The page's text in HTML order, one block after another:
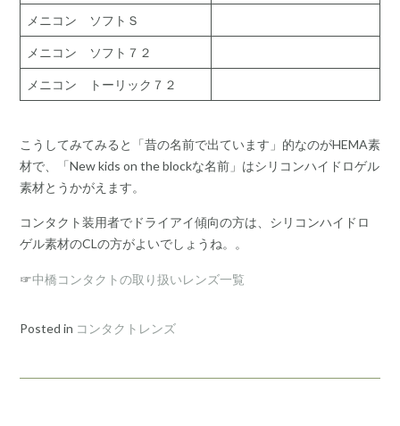
メニコン ソフトＳ
メニコン ソフト７２
メニコン トーリック７２
こうしてみてみると「昔の名前で出ています」的なのがHEMA素
材で、「New kids on the blockな名前」はシリコンハイドロゲル
素材とうかがえます。
コンタクト装用者でドライアイ傾向の方は、シリコンハイドロ
ゲル素材のCLの方がよいでしょうね。。
☞中橋コンタクトの取り扱いレンズ一覧
Posted in コンタクトレンズ